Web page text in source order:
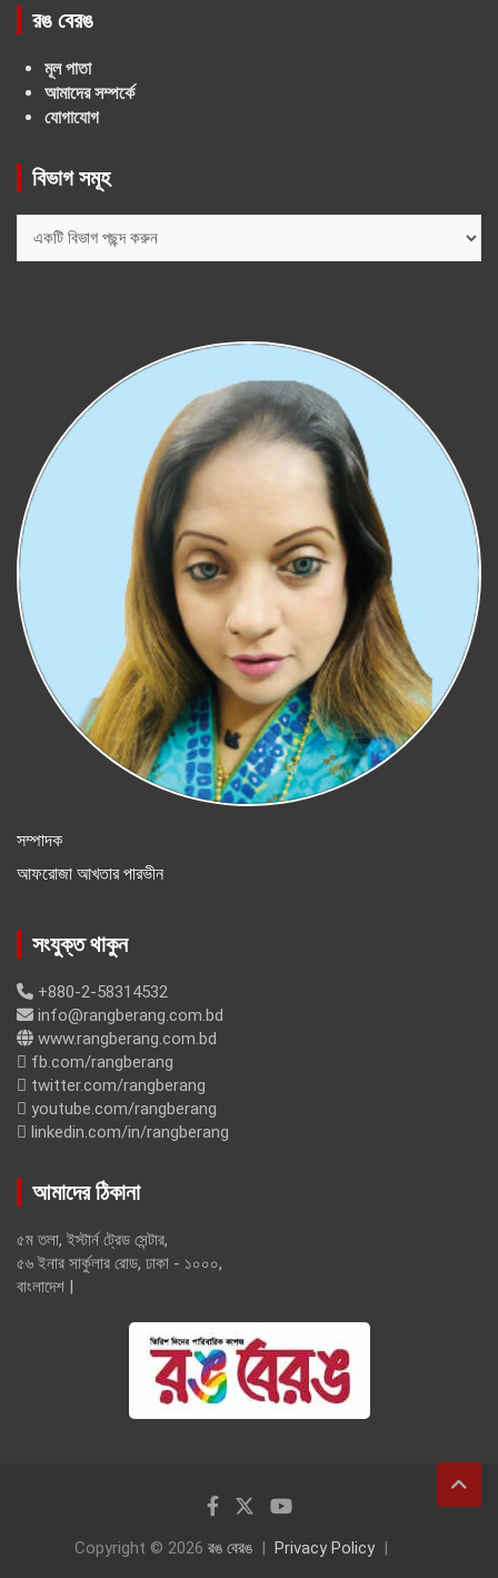
রঙ বেরঙ
মূল পাতা
আমাদের সম্পর্কে
যোগাযোগ
বিভাগ সমূহ
সম্পাদক
আফরোজা আখতার পারভীন
সংযুক্ত থাকুন
+880-2-58314532
info@rangberang.com.bd
www.rangberang.com.bd
fb.com/rangberang
twitter.com/rangberang
youtube.com/rangberang
linkedin.com/in/rangberang
আমাদের ঠিকানা
৫ম তলা, ইস্টার্ন ট্রেড সেন্টার,
৫৬ ইনার সার্কুলার রোড, ঢাকা - ১০০০,
বাংলাদেশ |
Copyright © 2026 রঙ বেরঙ Privacy Policy